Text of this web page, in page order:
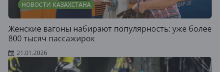
НОВОСТИ КАЗАХСТАНА
Женские вагоны набирают популярность: уже более
800 тысяч пассажирок
21.01.2026